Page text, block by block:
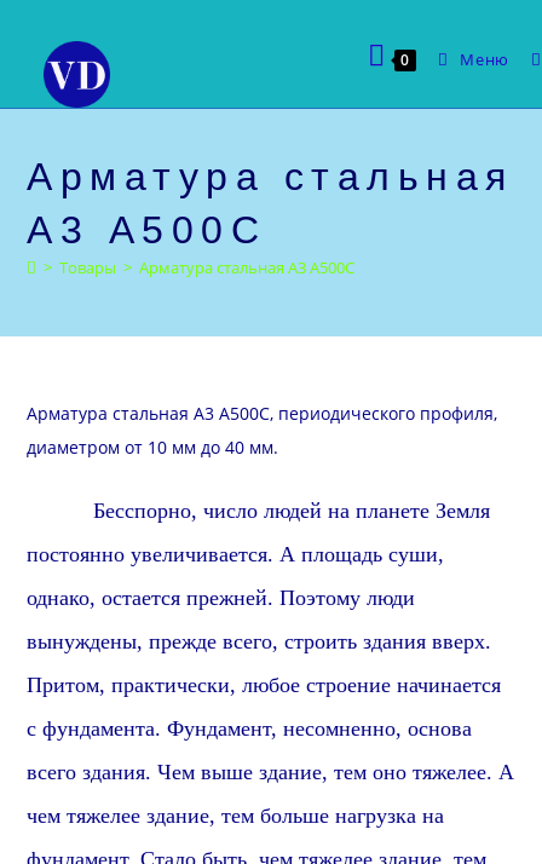
содержимому
0 Меню
Арматура стальная
А3 А500С
> Товары > Арматура стальная А3 А500С
Арматура стальная А3 А500С, периодического профиля,
диаметром от 10 мм до 40 мм.
Бесспорно, число людей на планете Земля
постоянно увеличивается. А площадь суши,
однако, остается прежней. Поэтому люди
вынуждены, прежде всего, строить здания вверх.
Притом, практически, любое строение начинается
с фундамента.Фундамент,несомненно, основа
всего здания.Чем выше здание, тем оно тяжелее. А
чем тяжелее здание, тем больше нагрузка на
фундамент.Стало быть, чем тяжелее здание, тем